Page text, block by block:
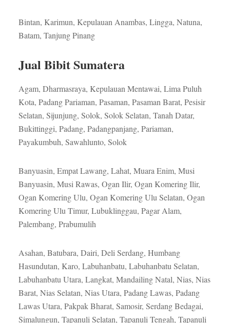
Bintan, Karimun, Kepulauan Anambas, Lingga, Natuna,
Batam, Tanjung Pinang
Jual Bibit Sumatera
Agam, Dharmasraya, Kepulauan Mentawai, Lima Puluh
Kota, Padang Pariaman, Pasaman, Pasaman Barat, Pesisir
Selatan, Sijunjung, Solok, Solok Selatan, Tanah Datar,
Bukittinggi, Padang, Padangpanjang, Pariaman,
Payakumbuh, Sawahlunto, Solok
Banyuasin, Empat Lawang, Lahat, Muara Enim, Musi
Banyuasin, Musi Rawas, Ogan Ilir, Ogan Komering Ilir,
Ogan Komering Ulu, Ogan Komering Ulu Selatan, Ogan
Komering Ulu Timur, Lubuklinggau, Pagar Alam,
Palembang, Prabumulih
Asahan, Batubara, Dairi, Deli Serdang, Humbang
Hasundutan, Karo, Labuhanbatu, Labuhanbatu Selatan,
Labuhanbatu Utara, Langkat, Mandailing Natal, Nias, Nias
Barat, Nias Selatan, Nias Utara, Padang Lawas, Padang
Lawas Utara, Pakpak Bharat, Samosir, Serdang Bedagai,
Simalungun, Tapanuli Selatan, Tapanuli Tengah, Tapanuli